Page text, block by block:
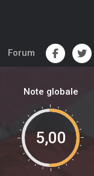
Forum
Note globale
5,00